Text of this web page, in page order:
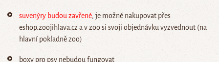
suvenýry budou zavřené, je možné nakupovat přes
eshop.zoojihlava.cz a v zoo si svoji objednávku vyzvednout (na
hlavní pokladně zoo)
boxy pro psy nebudou fungovat